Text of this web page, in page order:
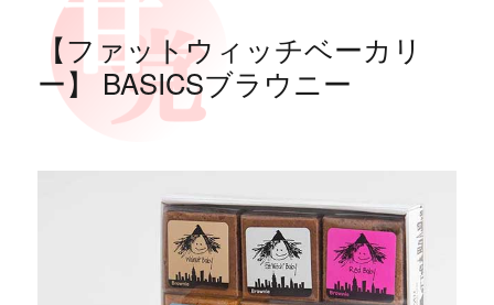
【ファットウィッチベーカリ
ー】 BASICSブラウニー